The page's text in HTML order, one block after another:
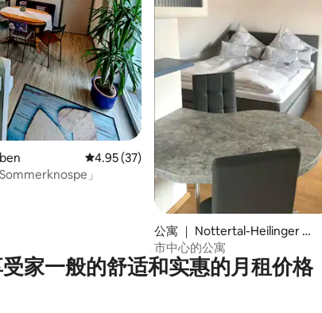
共 115 条评价
平均评分 4.95 分（满分 5 分），共 37 条评价
4.95 (37)
」
公寓 ｜ Nottertal-Heilinger H
eights
市中心的公寓
家一般的舒适和实惠的月租价格